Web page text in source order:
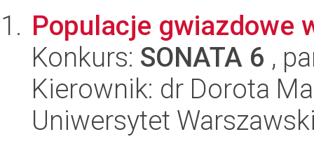
Populacje gwiazdowe
Konkurs: SONATA 6 ,
Kierownik: dr Dorota
Uniwersytet